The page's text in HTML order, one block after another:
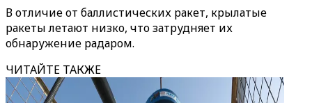
В отличие от баллистических ракет, крылатые
ракеты летают низко, что затрудняет их
обнаружение радаром.
ЧИТАЙТЕ ТАКЖЕ